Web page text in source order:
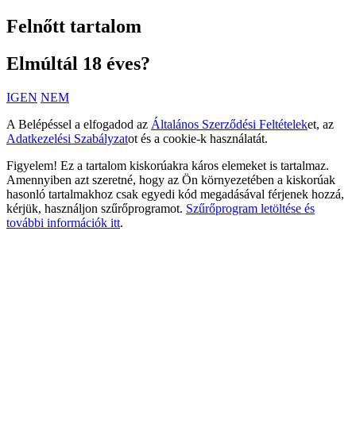
Felnőtt tartalom
Elmúltál 18 éves?
IGEN NEM
A Belépéssel a elfogadod az Általános Szerződési Feltételeket, az
Adatkezelési Szabályzatot és a cookie-k használatát.
Figyelem! Ez a tartalom kiskorúakra káros elemeket is tartalmaz.
Amennyiben azt szeretné, hogy az Ön környezetében a kiskorúak
hasonló tartalmakhoz csak egyedi kód megadásával férjenek hozzá,
kérjük, használjon szűrőprogramot. Szűrőprogram letöltése és
további információk itt.